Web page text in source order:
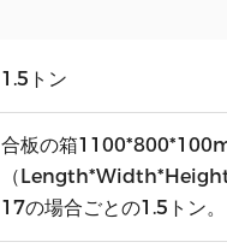
1.5トン
合板の箱
（
17の場合ごとの1.5トン。